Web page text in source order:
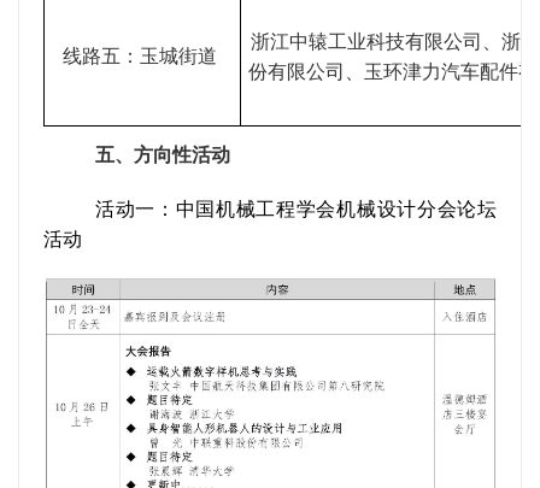
线路五：玉城街道
浙江中辕工业科技有限公司、浙
份有限公司、玉环津力汽车配件
五、方向性活动
活动一：中国机械工程学会机械设计分会论坛
活动